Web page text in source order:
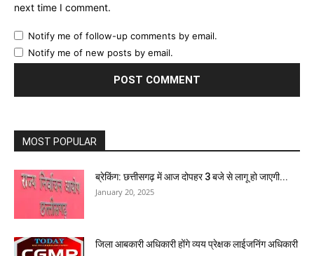
next time I comment.
Notify me of follow-up comments by email.
Notify me of new posts by email.
MOST POPULAR
ब्रेकिंग: छत्तीसगढ़ में आज दोपहर 3 बजे से लागू हो जाएगी...
January 20, 2025
जिला आबकारी अधिकारी होंगे व्यय प्रेक्षक लाईजनिंग अधिकारी